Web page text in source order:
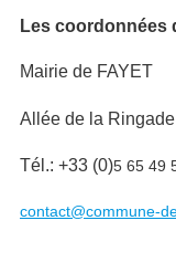
Les coordonnées
Mairie de FAYET
Allée de la Ringade
Tél.: +33 (0)5 65 49
contact@commune-